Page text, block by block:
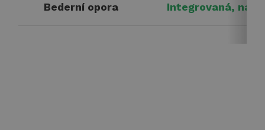
Bederní opora Integrovaná,